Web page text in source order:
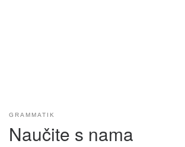
GRAMMATIK
Naučite s nama